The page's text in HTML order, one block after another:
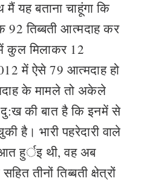
यह बताना चाहूंगा कि
तिब्बती आत्मदाह कर
कुल मिलाकर 12
में ऐसे 79 आत्मदाह हो
के मामले तो अकेले
की बात है कि इनमें से
है। भारी पहरेदारी वाले
हुर्इ थी, वह अब
तीनों तिब्बती क्षेत्रों